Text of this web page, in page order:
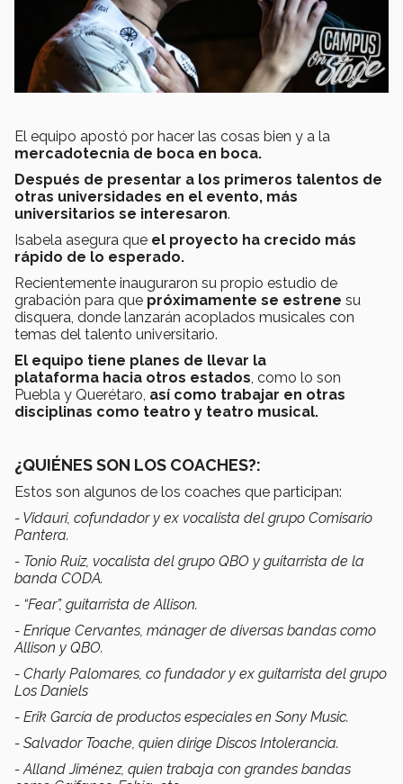
El equipo apostó por hacer las cosas bien y a la
mercadotecnia de boca en boca.
Después de presentar a los primeros talentos de
otras universidades en el evento, más
universitarios se interesaron.
Isabela asegura que el proyecto ha crecido más
rápido de lo esperado.
Recientemente inauguraron su propio estudio de
grabación para que próximamente se estrene su
disquera, donde lanzarán acoplados musicales con
temas del talento universitario.
El equipo tiene planes de llevar la
plataforma hacia otros estados, como lo son
Puebla y Querétaro, así como trabajar en otras
disciplinas como teatro y teatro musical.
¿QUIÉNES SON LOS COACHES?:
Estos son algunos de los coaches que participan:
- Vidauri, cofundador y ex vocalista del grupo Comisario
Pantera.
- Tonio Ruiz, vocalista del grupo QBO y guitarrista de la
banda CODA.
- “Fear”, guitarrista de Allison.
- Enrique Cervantes, mánager de diversas bandas como
Allison y QBO.
- Charly Palomares, co fundador y ex guitarrista del grupo
Los Daniels
- Erik García de productos especiales en Sony Music.
- Salvador Toache, quien dirige Discos Intolerancia.
- Alland Jiménez, quien trabaja con grandes bandas